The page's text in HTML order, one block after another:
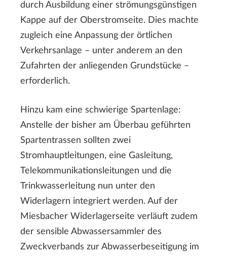
durch Ausbildung einer strömungsgünstigen
Kappe auf der Oberstromseite. Dies machte
zugleich eine Anpassung der örtlichen
Verkehrsanlage – unter anderem an den
Zufahrten der anliegenden Grundstücke –
erforderlich.
Hinzu kam eine schwierige Spartenlage:
Anstelle der bisher am Überbau geführten
Spartentrassen sollten zwei
Stromhauptleitungen, eine Gasleitung,
Telekommunikationsleitungen und die
Trinkwasserleitung nun unter den
Widerlagern integriert werden. Auf der
Miesbacher Widerlagerseite verläuft zudem
der sensible Abwassersammler des
Zweckverbands zur Abwasserbeseitigung im